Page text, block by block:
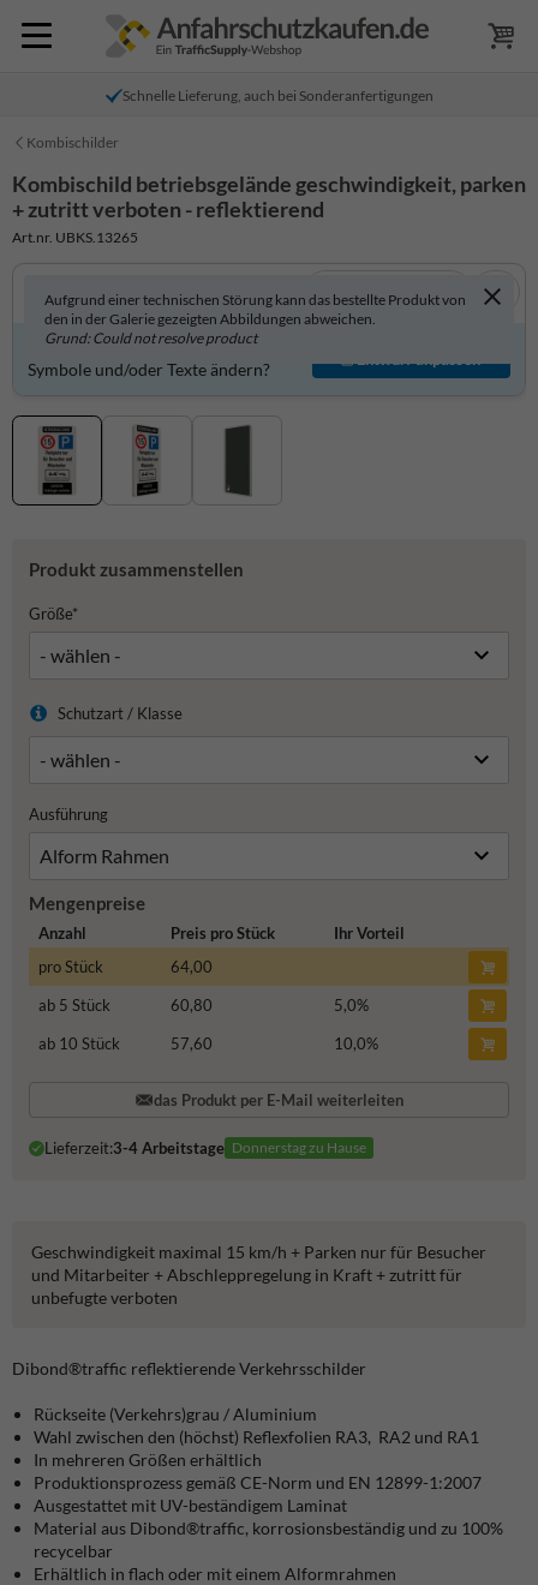
Schnelle Lieferung, auch bei Sonderanfertigungen
Kombischilder
Kombischild betriebsgelände geschwindigkeit, parken
+ zutritt verboten - reflektierend
Art.nr. UBKS.13265
Aufgrund einer technischen Störung kann das bestellte Produkt von
den in der Galerie gezeigten Abbildungen abweichen.
Grund: Could not resolve product
In 3D anzeigen
Produkt individuell gestalten?
Symbole und/oder Texte ändern?
Entwurf anpassen
Produkt zusammenstellen
Größe*
Schutzart / Klasse
Ausführung
Mengenpreise
Anzahl Preis pro Stück
Ihr Vorteil
pro Stück
64,00
ab 5 Stück
60,80 5,0%
ab 10 Stück
57,60 10,0%
das Produkt per E-Mail weiterleiten
Lieferzeit:3-4 Arbeitstage Donnerstag zu Hause
Geschwindigkeit maximal 15 km/h + Parken nur für Besucher
und Mitarbeiter + Abschleppregelung in Kraft + zutritt für
unbefugte verboten
Dibond®traffic reflektierende Verkehrsschilder
Rückseite (Verkehrs)grau / Aluminium
Wahl zwischen den (höchst) Reflexfolien RA3, RA2 und RA1
In mehreren Größen erhältlich
Produktionsprozess gemäß CE-Norm und EN 12899-1:2007
Ausgestattet mit UV-beständigem Laminat
Material aus Dibond®traffic, korrosionsbeständig und zu 100%
recycelbar
Erhältlich in flach oder mit einem Alformrahmen